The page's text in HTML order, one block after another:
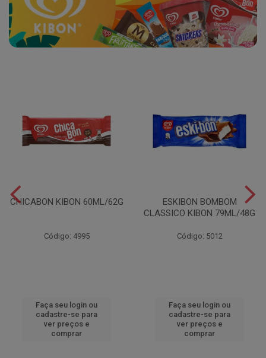
CHICABON KIBON 60ML/62G
Código: 4995
Faça seu login ou
cadastre-se para
ver preços e
comprar
ESKIBON BOMBOM
CLASSICO KIBON 79ML/48G
Código: 5012
Faça seu login ou
cadastre-se para
ver preços e
comprar